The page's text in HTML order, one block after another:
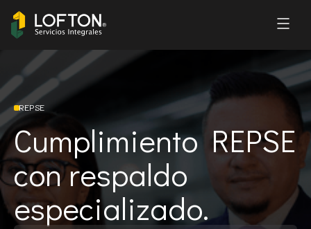
REPSE
Cumplimiento REPSE
con respaldo
especializado.